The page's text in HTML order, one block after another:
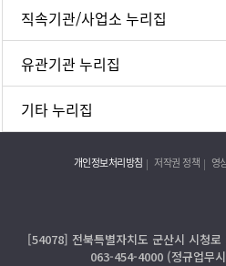
직속기관/사업소 누리집
유관기관 누리집
기타 누리집
개인정보처리방침 저작권 정책 영
[54078] 전북특별자치도 군산시 시청
063-454-4000 (정규업무